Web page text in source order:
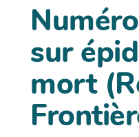
sur
mort